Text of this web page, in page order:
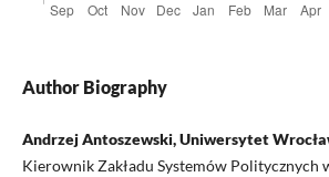
Author Biography
Andrzej Antoszewski, Uniwersytet
Kierownik Zakładu Systemów Politycznych